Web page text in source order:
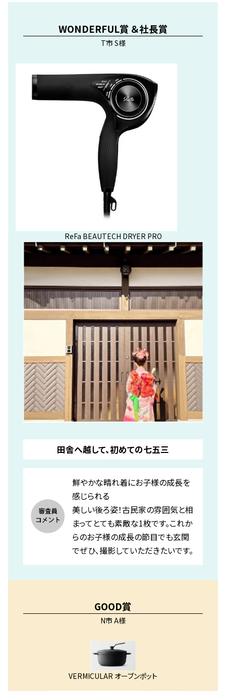
WONDERFUL賞 ＆社長賞
T市 S様
ReFa BEAUTECH DRYER PRO
田舎へ越して、初めての七五三
鮮やかな晴れ着にお子様の成長を
感じられる
美しい後ろ姿！古民家の雰囲気と相
まってとても素敵な1枚です。これか
らのお子様の成長の節目でも玄関
でぜひ、撮影していただきたいです。
GOOD賞
N市 A様
VERMICULAR オーブンポット